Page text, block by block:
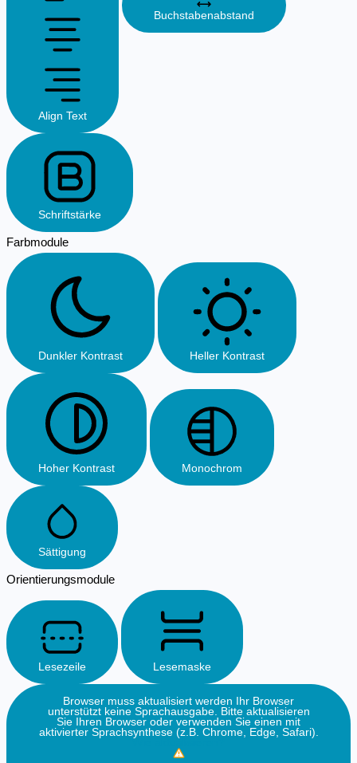
Align Text
Buchstabenabstand
Schriftstärke
Farbmodule
Dunkler Kontrast Heller Kontrast
Hoher Kontrast Monochrom
Sättigung
Orientierungsmodule
Lesezeile Lesemaske
Browser muss aktualisiert werden
Ihr Browser
unterstützt keine Sprachausgabe. Bitte aktualisieren
Sie Ihren Browser oder verwenden Sie einen mit
aktivierter Sprachsynthese (z.B. Chrome, Edge, Safari).